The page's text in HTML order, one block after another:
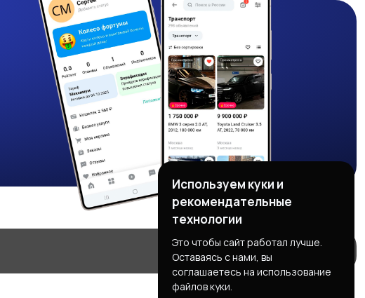
Используем куки и
рекомендательные
технологии
Это чтобы сайт работал лучше.
Оставаясь с нами, вы
соглашаетесь на использование
файлов куки.